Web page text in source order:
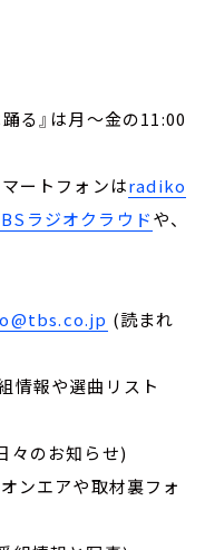
る』は月～金の11:00
ートフォンはradiko
ラジオクラウドや、
(読まれ
情報や選曲リスト
々のお知らせ)
ンエアや取材裏フォ